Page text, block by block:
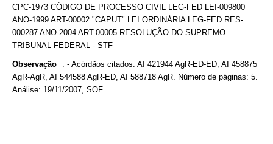
CPC-1973 CÓDIGO DE PROCESSO CIVIL LEG-FED LEI-009800
ANO-1999 ART-00002 "CAPUT" LEI ORDINÁRIA LEG-FED RES-
000287 ANO-2004 ART-00005 RESOLUÇÃO DO SUPREMO
TRIBUNAL FEDERAL - STF
Observação : - Acórdãos citados: AI 421944 AgR-ED-ED, AI 458875
AgR-AgR, AI 544588 AgR-ED, AI 588718 AgR. Número de páginas: 5.
Análise: 19/11/2007, SOF.